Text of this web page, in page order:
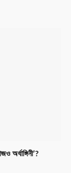
অর্ধাঙ্গিনী’?